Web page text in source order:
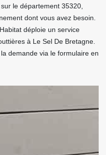
le département 35320,
dont vous avez besoin.
déploie un service
à Le Sel De Bretagne.
demande via le formulaire en